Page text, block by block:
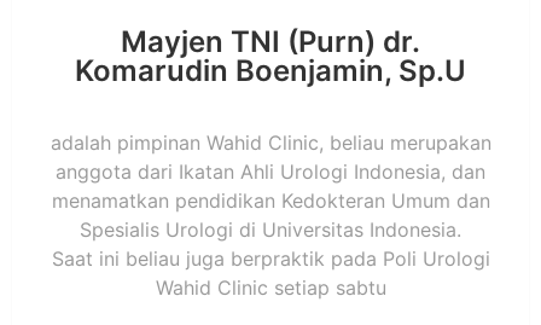
Mayjen TNI (Purn) dr.
Komarudin Boenjamin, Sp.U
adalah pimpinan Wahid Clinic, beliau merupakan
anggota dari Ikatan Ahli Urologi Indonesia, dan
menamatkan pendidikan Kedokteran Umum dan
Spesialis Urologi di Universitas Indonesia.
Saat ini beliau juga berpraktik pada Poli Urologi
Wahid Clinic setiap sabtu